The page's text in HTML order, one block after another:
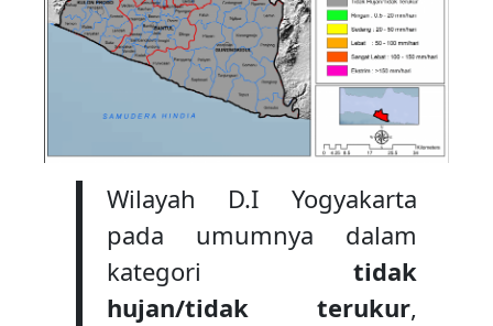
Wilayah D.I Yogyakarta
pada umumnya dalam
kategori tidak
hujan/tidak terukur,